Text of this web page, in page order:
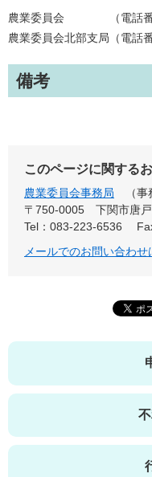
農業委員会 （電話番
農業委員会北部支局（電話
備考
このページに関する
農業委員会事務局
事
〒750-0005
下関市唐
Tel：083-223-6536
メールでのお問い合わせ